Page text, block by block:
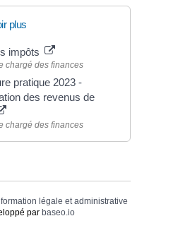
plus
impôts
chargé des finances
pratique 2023 -
des revenus de
chargé des finances
légale et administrative
par baseo.io